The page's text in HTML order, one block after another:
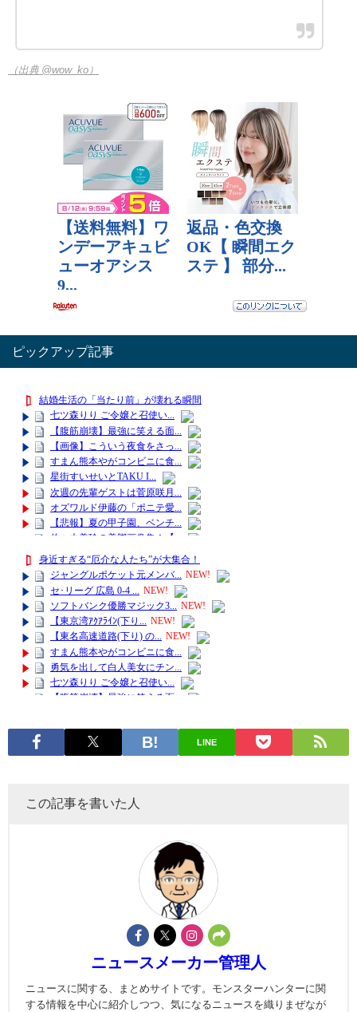
（出典 @wow_ko）
ピックアップ記事
LINE
この記事を書いた人
ニュースメーカー管理人
ニュースに関する、まとめサイトです。モンスターハンターに関
する情報を中心に紹介しつつ、気になるニュースを織りまぜなが